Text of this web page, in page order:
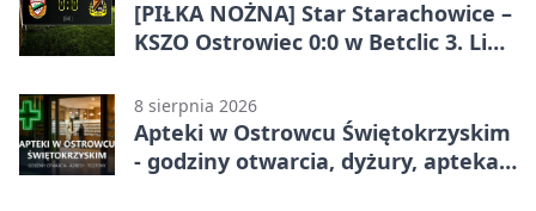
[PIŁKA NOŻNA] Star Starachowice –
KSZO Ostrowiec 0:0 w Betclic 3. Liga
derbowym spotkaniu
8 sierpnia 2026
Apteki w Ostrowcu Świętokrzyskim
- godziny otwarcia, dyżury, apteka